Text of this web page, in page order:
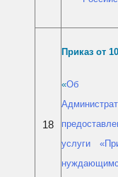
18
Приказ от
«Об
услуги